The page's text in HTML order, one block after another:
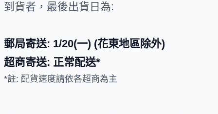
到貨者，最後出貨日為:
郵局寄送: 1/20(一) (花東地區除外)
超商寄送: 正常配送*
*註: 配貨速度請依各超商為主